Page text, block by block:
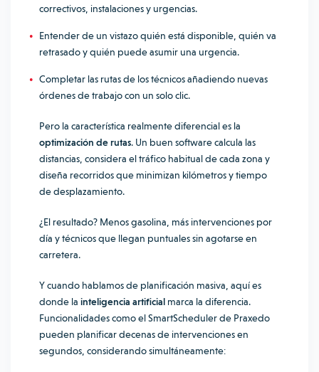
correctivos, instalaciones y urgencias.
Entender de un vistazo quién está disponible, quién va
retrasado y quién puede asumir una urgencia.
Completar las rutas de los técnicos añadiendo nuevas
órdenes de trabajo con un solo clic.
Pero la característica realmente diferencial es la
optimización de rutas. Un buen software calcula las
distancias, considera el tráfico habitual de cada zona y
diseña recorridos que minimizan kilómetros y tiempo
de desplazamiento.
¿El resultado? Menos gasolina, más intervenciones por
día y técnicos que llegan puntuales sin agotarse en
carretera.
Y cuando hablamos de planificación masiva, aquí es
donde la inteligencia artificial marca la diferencia.
Funcionalidades como el SmartScheduler de Praxedo
pueden planificar decenas de intervenciones en
segundos, considerando simultáneamente: